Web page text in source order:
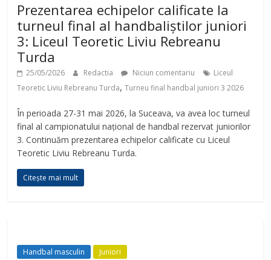
Prezentarea echipelor calificate la
turneul final al handbaliștilor juniori
3: Liceul Teoretic Liviu Rebreanu
Turda
25/05/2026 Redactia Niciun comentariu
Liceul
Teoretic Liviu Rebreanu Turda,Turneu final handbal juniori 3 2026
În perioada 27-31 mai 2026, la Suceava, va avea loc turneul
final al campionatului național de handbal rezervat juniorilor
3. Continuăm prezentarea echipelor calificate cu Liceul
Teoretic Liviu Rebreanu Turda.
Citește mai mult
Handbal masculin Juniori